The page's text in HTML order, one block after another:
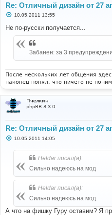
Re: Отличный дизайн от 27
С
о
б
щ
10.05.2011 13:55
Не по-русски получается...
Забанен: за 3
После нескольких лет общения
наконец понял, что ничего не
Пчелкин
phpBB 3.3.0
Re: Отличный дизайн от 27
С10.05.2011 14:05
Heldar писал(а):
Сильно надеюсь на мод
Heldar писал(а):
Сильно надеюсь на мод.
А что на фишку Гуру оставим? Я